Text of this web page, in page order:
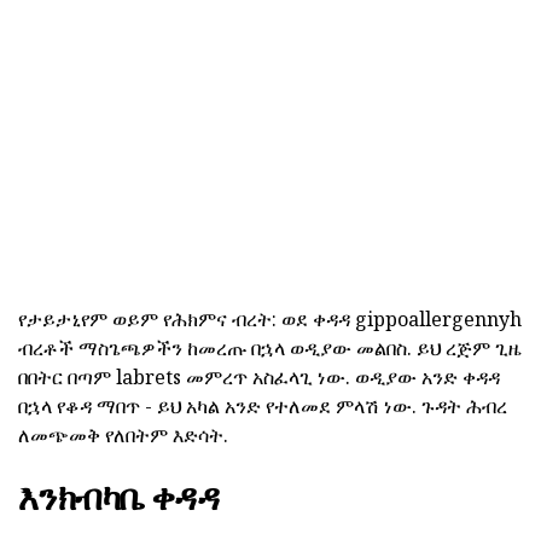
የታይታኒየም ወይም የሕክምና ብረት: ወደ ቀዳዳ gippoallergennyh
ብረቶች ማስጌጫዎችን ከመረጡ በኋላ ወዲያው መልበስ. ይህ ረጅም ጊዜ
በበትር በጣም labrets መምረጥ አስፈላጊ ነው. ወዲያው አንድ ቀዳዳ
በኋላ የቆዳ ማበጥ - ይህ አካል አንድ የተለመደ ምላሽ ነው. ጉዳት ሕብረ
ለመጭመቅ የለበትም እድሳት.
እንክብካቤ ቀዳዳ